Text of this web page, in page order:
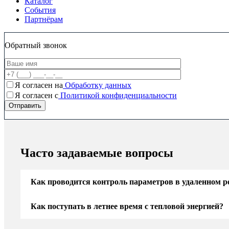
События
Партнёрам
Обратный звонок
Я согласен на Обработку данных
Я согласен c Политикой конфиденциальности
Часто задаваемые вопросы
Как проводится контроль параметров в удаленном
Как поступать в летнее время с тепловой энергией?